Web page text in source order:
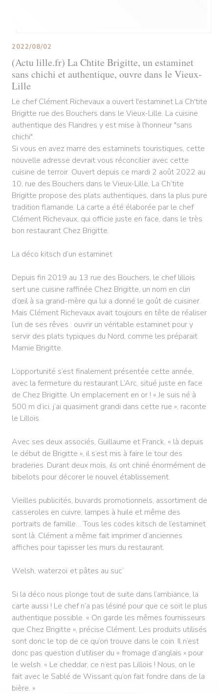
(Actu lille.fr) La Chtite Brigitte, un estaminet
sans chichi et authentique, ouvre dans le Vieux-
Lille
2022/08/02
Le chef Clément Richevaux a ouvert l'estaminet La Ch'tite
Brigitte rue des Bouchers dans le Vieux-Lille. La cuisine
authentique des Flandres y est mise à l'honneur "sans
chichi".
Si vous en avez marre des estaminets touristiques, cette
nouvelle adresse devrait vous réconcilier avec cette
cuisine de terroir. Ouvert depuis ce mardi 2 août 2022 au
10, rue des Bouchers dans le Vieux-Lille, La Ch’tite
Brigitte propose des plats authentiques, dans la plus pure
tradition flamande. La carte a été élaborée par le chef
Clément Richevaux, qui officie juste en face, dans le très
bon restaurant Chez Brigitte.
La déco kitsch d’un estaminet
Depuis fin 2019 au 13 rue des Bouchers, le chef lillois
sert une cuisine raffinée Chez Brigitte, un nom en clin
d’œil à sa grand-mère qui lui a donné le goût de cuisiner.
Mais Clément Richevaux avait toujours en tête de réaliser
l’un de ses rêves : ouvrir un véritable estaminet pour y
servir des plats typiques du Nord, comme les préparait
Mamie Brigitte.
L’opportunité s’est finalement présentée cette année,
avec la fermeture du restaurant L’Arc, situé juste en face
de Chez Brigitte. Un emplacement en or ! « Je suis né à
500 m d’ici, j’ai quasiment grandi dans cette rue », raconte
le Lillois.
Avec ses deux associés, Guillaume et Franck, « là depuis
le début de Brigitte », il s’est mis à faire le tour des
braderies. Durant deux mois, ils ont chiné énormément de
bibelots pour décorer le nouvel établissement.
Vieilles publicités, buvards promotionnels, assortiment de
casseroles en cuivre, lampes à huile et même des
portraits de famille… Tous les codes kitsch de l’estaminet
sont là. Clément a même fait imprimer d’anciennes
affiches pour tapisser les murs du restaurant.
Welsh, waterzoï et pâtes au suc’
Si la déco nous plonge tout de suite dans l’ambiance, la
carte aussi ! Le chef n’a pas lésiné pour que ce soit le plus
authentique possible. « On garde les mêmes fournisseurs
que Chez Brigitte », précise Clément. Les produits utilisés
sont donc le top de ce qu’on trouve dans le coin. Il n’est
donc pas question d’utiliser du « fromage d’anglais » pour
le welsh. « Le cheddar, ce n’est pas Lillois ! Nous, on le
fait avec le Sablé de Wissant qu’on fait fondre dans de la
bière. »